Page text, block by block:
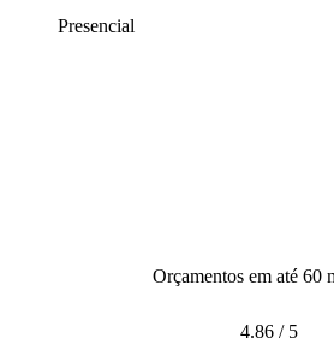
Presencial
Orçamentos em até 60
4.86 / 5